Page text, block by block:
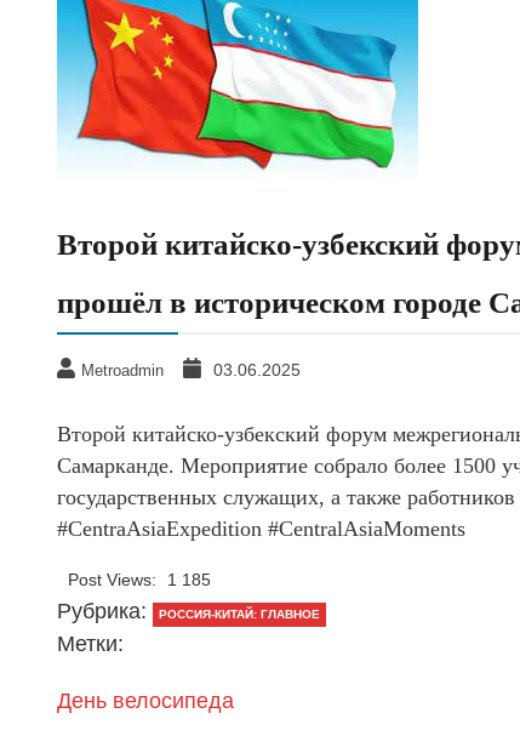
Второй китайско-узбекский
прошёл в историческом городе
Metroadmin 03.06.2025
Второй китайско-узбекский форум
Самарканде. Мероприятие собрало более 1500
государственных служащих, а также
#CentraAsiaExpedition #CentralAsiaMoments
Post Views: 1 185
Рубрика: РОССИЯ-КИТАЙ: ГЛАВНОЕ
Метки:
День велосипеда